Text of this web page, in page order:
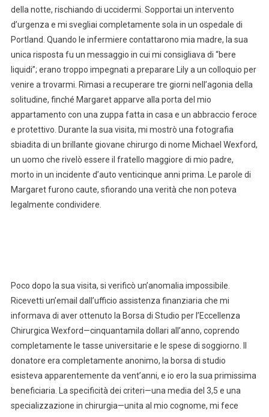
della notte, rischiando di uccidermi. Sopportai un intervento
d’urgenza e mi svegliai completamente sola in un ospedale di
Portland. Quando le infermiere contattarono mia madre, la sua
unica risposta fu un messaggio in cui mi consigliava di “bere
liquidi”; erano troppo impegnati a preparare Lily a un colloquio per
venire a trovarmi. Rimasi a recuperare tre giorni nell’agonia della
solitudine, finché Margaret apparve alla porta del mio
appartamento con una zuppa fatta in casa e un abbraccio feroce
e protettivo. Durante la sua visita, mi mostrò una fotografia
sbiadita di un brillante giovane chirurgo di nome Michael Wexford,
un uomo che rivelò essere il fratello maggiore di mio padre,
morto in un incidente d’auto venticinque anni prima. Le parole di
Margaret furono caute, sfiorando una verità che non poteva
legalmente condividere.
Poco dopo la sua visita, si verificò un’anomalia impossibile.
Ricevetti un’email dall’ufficio assistenza finanziaria che mi
informava di aver ottenuto la Borsa di Studio per l’Eccellenza
Chirurgica Wexford—cinquantamila dollari all’anno, coprendo
completamente le tasse universitarie e le spese di soggiorno. Il
donatore era completamente anonimo, la borsa di studio
esisteva apparentemente da vent’anni, e io ero la sua primissima
beneficiaria. La specificità dei criteri—una media del 3,5 e una
specializzazione in chirurgia—unita al mio cognome, mi fece